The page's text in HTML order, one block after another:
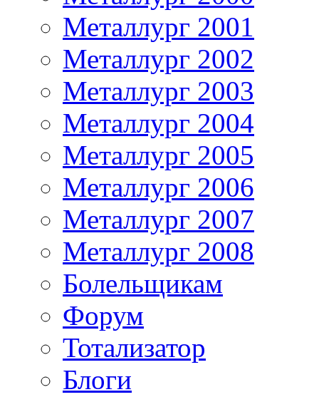
Металлург 2001
Металлург 2002
Металлург 2003
Металлург 2004
Металлург 2005
Металлург 2006
Металлург 2007
Металлург 2008
Болельщикам
Форум
Тотализатор
Блоги